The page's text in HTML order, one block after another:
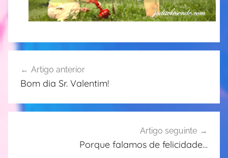
de
Artigo anterior
Bom dia Sr. Valentim!
Artigo seguinte
Porque falamos de felicidade…